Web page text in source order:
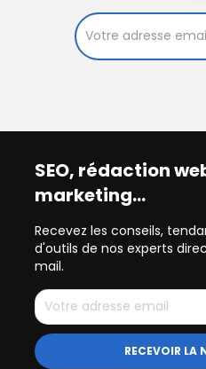
SEO, rédaction
marketing…
Recevez les conseils,
d'outils de nos experts
mail.